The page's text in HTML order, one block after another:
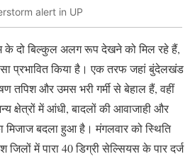
alert in UP
के दो बिल्कुल अलग रूप देखने को मिल रहे हैं,
प्रभावित किया है। एक तरफ जहां बुंदेलखंड
तपिश और उमस भरी गर्मी से बेहाल हैं, वहीं
क्षेत्रों में आंधी, बादलों की आवाजाही और
बदला हुआ है। मंगलवार को स्थिति
में पारा 40 डिग्री सेल्सियस के पार दर्ज